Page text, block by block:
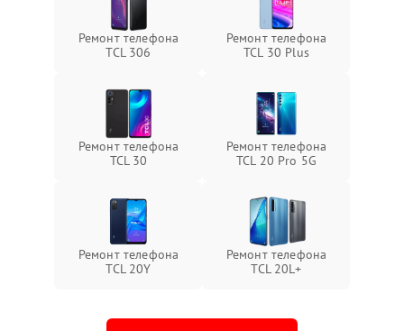
Ремонт телефона
TCL 306
Ремонт телефона
TCL 30 Plus
Ремонт телефона
TCL 30
Ремонт телефона
TCL 20 Pro 5G
Ремонт телефона
TCL 20Y
Ремонт телефона
TCL 20L+